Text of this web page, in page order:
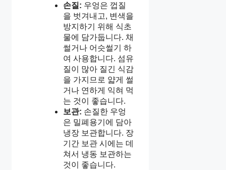
손질: 우엉은 껍질
을 벗겨내고, 변색을
방지하기 위해 식초
물에 담가둡니다. 채
썰거나 어슷썰기 하
여 사용합니다. 섬유
질이 많아 질긴 식감
을 가지므로 얇게 썰
거나 연하게 익혀 먹
는 것이 좋습니다.
보관: 손질한 우엉
은 밀폐용기에 담아
냉장 보관합니다. 장
기간 보관 시에는 데
쳐서 냉동 보관하는
것이 좋습니다.